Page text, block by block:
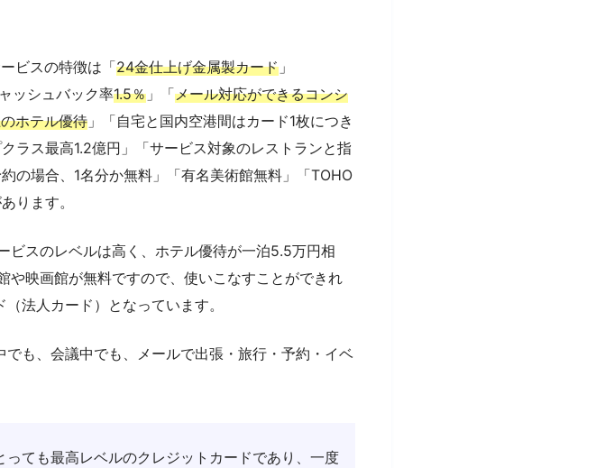
ビスの特徴は「24金仕上げ金属製カード 」
ッシュバック率1.5％ 」「メール対応ができるコンシ
ホテル優待 」「自宅と国内空港間はカード1枚につき
ラス最高1.2億円」「サービス対象のレストランと指
の場合、1名分か無料」「有名美術館無料」「TOHO
ります。
スのレベルは高く、ホテル優待が一泊5.5万円相
や映画館が無料ですので、使いこなすことができれ
法人カード）となっています。
も、会議中でも、メールで出張・旅行・予約・イベ
ても最高レベルのクレジットカードであり、一度